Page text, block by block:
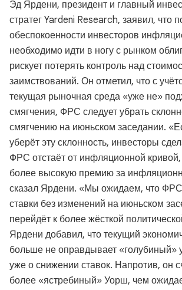
Эд Ярдени, президент и главный
стратег Yardeni Research, заявил, что
обеспокоенности инвесторов
необходимо идти в ногу с рынком
рискует потерять контроль над
заимствований. Он отметил, что с
текущая рыночная среда «уже не»
смягчения, ФРС следует убрать
смягчению на июньском заседании.
уберёт эту склонность, инвесторы
ФРС отстаёт от инфляционной
более высокую премию за
сказал Ярдени. «Мы ожидаем, что
ставки без изменений на июньском
перейдёт к более жёсткой
Ярдени добавил, что текущий
больше не оправдывает «голубиный»
уже о снижении ставок. Напротив, он
более «ястребиный» Уорш, чем